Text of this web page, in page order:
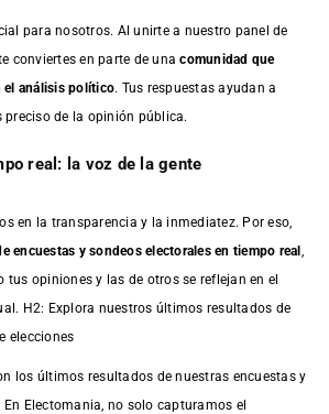
para nosotros. Al unirte a nuestro panel de
conviertes en parte de unacomunidad que
el análisis político. Tus respuestas ayudan a
de la opinión pública.
real: la voz de la gente
en la transparencia y la inmediatez. Por eso,
encuestas y sondeos electorales en tiempo real
tus opiniones y las de otros se reflejan en el
H2: Explora nuestros últimos resultados de
elecciones
los últimos resultados de nuestras encuestasy
En Electomania, no solo capturamos el